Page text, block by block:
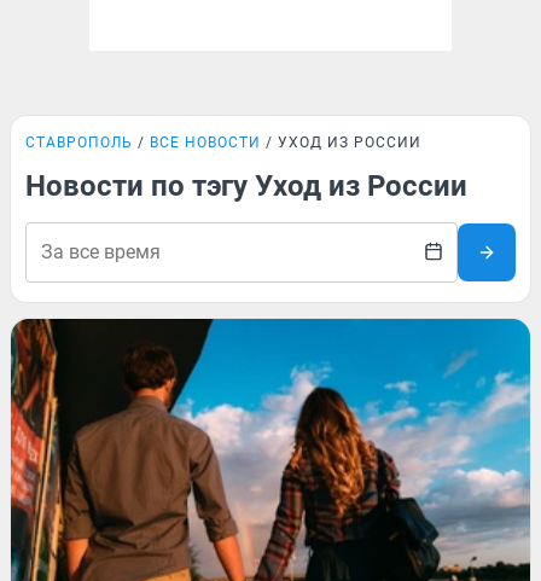
СТАВРОПОЛЬ ВСЕ НОВОСТИ УХОД ИЗ РОССИИ
Новости по тэгу Уход из России